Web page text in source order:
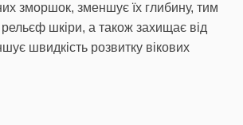
зморшок, зменшує їх глибину, тим
шкіри, а також захищає від
швидкість розвитку вікових